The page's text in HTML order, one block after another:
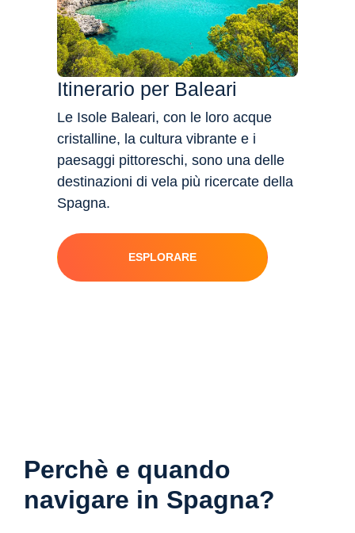
Itinerario per Baleari
Le Isole Baleari, con le loro acque
cristalline, la cultura vibrante e i
paesaggi pittoreschi, sono una delle
destinazioni di vela più ricercate della
Spagna.
ESPLORARE
Perchè e quando
navigare in Spagna?